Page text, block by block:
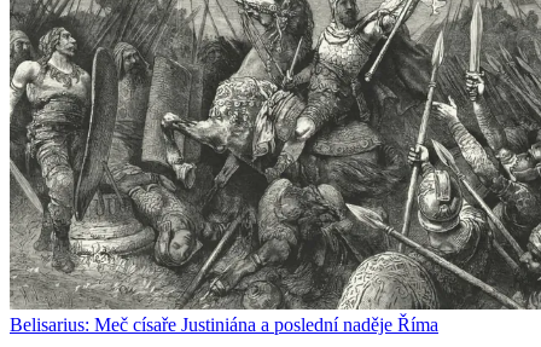
Belisarius: Meč císaře Justiniána a poslední naděje Říma